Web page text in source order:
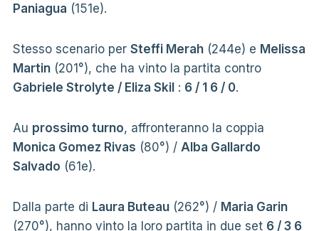
Paniagua (151e).
Stesso scenario per Steffi Merah(244e) e Melissa
Martin(201°), che ha vinto la partita contro
Gabriele Strolyte / Eliza Skil: 6 / 1 6 / 0.
Au prossimo turno, affronteranno la coppia
Monica Gomez Rivas (80°) / Alba Gallardo
Salvado (61e).
Dalla parte di Laura Buteau(262°) / Maria Garin
(270°), hanno vinto la loro partita in due set 6 / 3 6